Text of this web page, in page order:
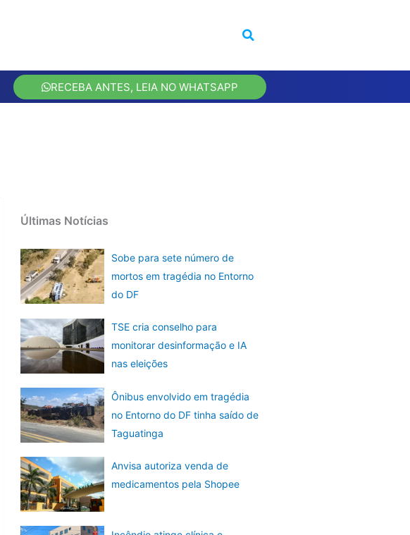
RECEBA ANTES, LEIA NO WHATSAPP
Últimas Notícias
Sobe para sete número de
mortos em tragédia no Entorno
do DF
TSE cria conselho para
monitorar desinformação e IA
nas eleições
Ônibus envolvido em tragédia
no Entorno do DF tinha saído de
Taguatinga
Anvisa autoriza venda de
medicamentos pela Shopee